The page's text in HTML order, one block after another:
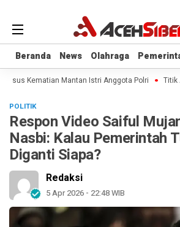
Beranda News Olahraga
Beranda News Olahraga
Kematian Mantan Istri Anggota Polri Titik
POLITIK
Respon Video Saiful
Nasbi: Kalau Pemerintah
Diganti Siapa?
Redaksi
5 Apr 2026 - 22:48 WIB